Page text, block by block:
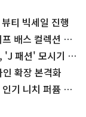
티 빅세일 진행
배스 컬렉션 확
'J 패션' 모시기 열
확장 본격화
기 니치 퍼퓸 브